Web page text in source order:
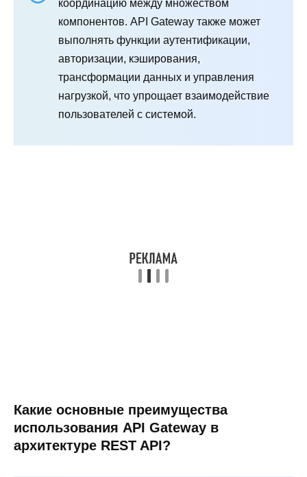
координацию между множеством
компонентов. API Gateway также может
выполнять функции аутентификации,
авторизации, кэширования,
трансформации данных и управления
нагрузкой, что упрощает взаимодействие
пользователей с системой.
Какие основные преимущества
использования API Gateway в
архитектуре REST API?